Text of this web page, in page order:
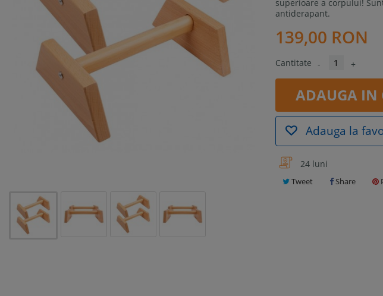
superioare a corpului!
antiderapant.
139,00 RON
Cantitate - +
ADAUGA IN
Adauga la
24 luni
Tweet Share